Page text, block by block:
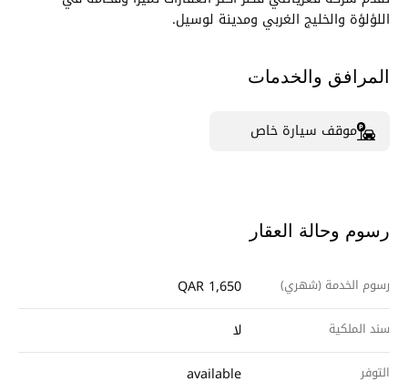
اللؤلؤة والخليج الغربي ومدينة لوسيل.
المرافق والخدمات
موقف سيارة خاص
رسوم وحالة العقار
رسوم الخدمة (شهري) QAR 1,650
سند الملكية لا
التوفر available